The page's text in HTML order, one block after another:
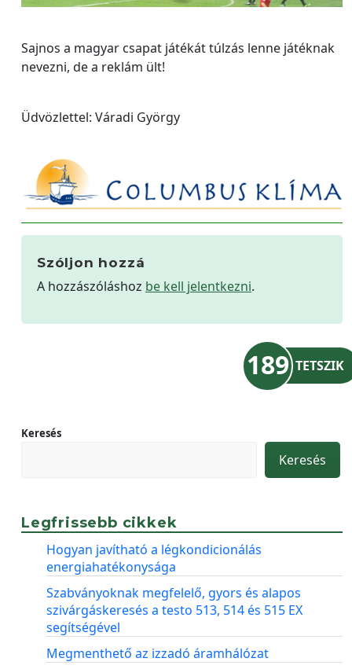
Sajnos a magyar csapat játékát túlzás lenne játéknak
nevezni, de a reklám ült!
Üdvözlettel: Váradi György
Szóljon hozzá
A hozzászóláshoz be kell jelentkezni.
189 TETSZIK
Keresés
Keresés
Legfrissebb cikkek
Hogyan javítható a légkondicionálás
energiahatékonysága
Szabványoknak megfelelő, gyors és alapos
szivárgáskeresés a testo 513, 514 és 515 EX
segítségével
Megmenthető az izzadó áramhálózat